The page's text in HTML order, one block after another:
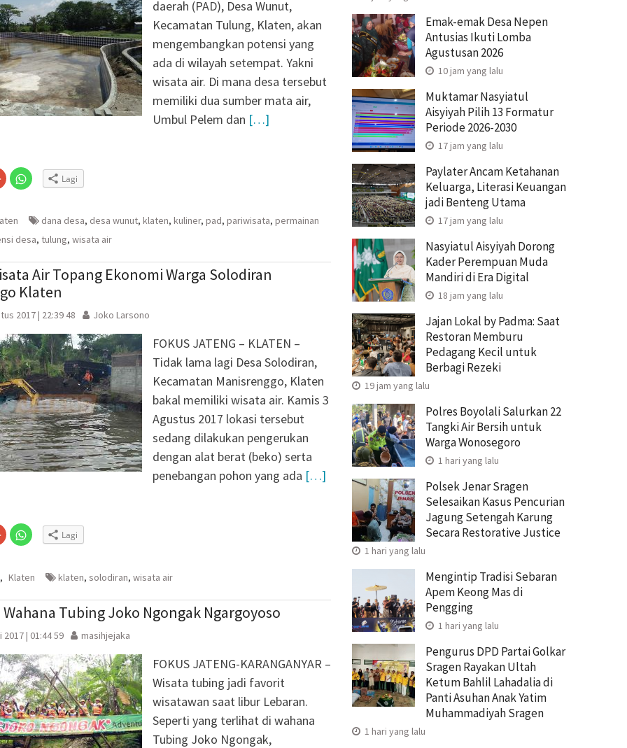
Bahlil Lahadalia
Yatim
Baru KB Anak Sholeh
Dorong
Adaptif
daerah (PAD), Desa Wunut,
Kecamatan Tulung, Klaten, akan
mengembangkan potensi yang
ada di wilayah setempat. Yakni
wisata air. Di mana desa tersebut
memiliki dua sumber mata air,
Umbul Pelem dan […]
Klik
untuk
berbagi
(Membuka
di
jendela
yang
Klik
untuk
di
jendela
yang
baru)
Lagi
dana desa, desa wunut, klaten, kuliner, pad, pariwisata, permainan
desa, tulung, wisata air
Air Topang Ekonomi Warga Solodiran
Klaten
2017 | 22:39 48 Joko Larsono
FOKUS JATENG – KLATEN –
Tidak lama lagi Desa Solodiran,
Kecamatan Manisrenggo, Klaten
bakal memiliki wisata air. Kamis 3
Agustus 2017 lokasi tersebut
sedang dilakukan pengerukan
dengan alat berat (beko) serta
penebangan pohon yang ada […]
Klik
untuk
berbagi
(Membuka
di
yang
baru)
Klik
untuk
di
jendela
baru)
Lagi
, Klaten klaten, solodiran, wisata air
Tubing Joko Ngongak Ngargoyoso
| 01:44 59 masihjejaka
FOKUS JATENG-KARANGANYAR –
Wisata tubing jadi favorit
wisatawan saat libur Lebaran.
Seperti yang terlihat di wahana
Tubing Joko Ngongak,
Emak-emak Desa Nepen
Antusias Ikuti Lomba
Agustusan 2026
10 jam yang lalu
Muktamar Nasyiatul
Aisyiyah Pilih 13 Formatur
Periode 2026-2030
17 jam yang lalu
Paylater Ancam Ketahanan
Keluarga, Literasi Keuangan
jadi Benteng Utama
17 jam yang lalu
Nasyiatul Aisyiyah Dorong
Kader Perempuan Muda
Mandiri di Era Digital
18 jam yang lalu
Jajan Lokal by Padma: Saat
Restoran Memburu
Pedagang Kecil untuk
Berbagi Rezeki
19 jam yang lalu
Polres Boyolali Salurkan 22
Tangki Air Bersih untuk
Warga Wonosegoro
1 hari yang lalu
Polsek Jenar Sragen
Selesaikan Kasus Pencurian
Jagung Setengah Karung
Secara Restorative Justice
1 hari yang lalu
Mengintip Tradisi Sebaran
Apem Keong Mas di
Pengging
1 hari yang lalu
Pengurus DPD Partai Golkar
Sragen Rayakan Ultah
Ketum Bahlil Lahadalia di
Panti Asuhan Anak Yatim
Muhammadiyah Sragen
1 hari yang lalu